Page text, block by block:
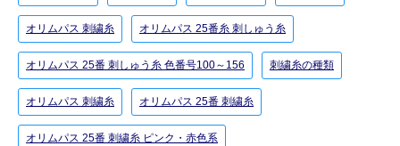
オリムパス 刺繍糸 オリムパス 25番糸 刺しゅう糸
オリムパス 25番 刺しゅう糸 色番号100～156 刺繍糸の種類
オリムパス 刺繍糸 オリムパス 25番 刺繍糸
オリムパス 25番 刺繍糸 ピンク・赤色系